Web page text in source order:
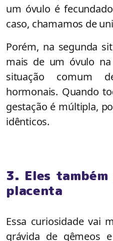
um óvulo é
caso, chamamos de
Porém, na segunda
mais de um óvulo
situação comum
hormonais. Quando
gestação é múltipla,
idênticos.
3. Eles
placenta
Essa curiosidade vai
grávida de gêmeos